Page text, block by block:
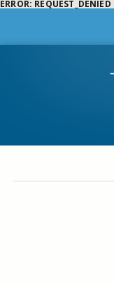
ERROR: REQUEST_DENIED